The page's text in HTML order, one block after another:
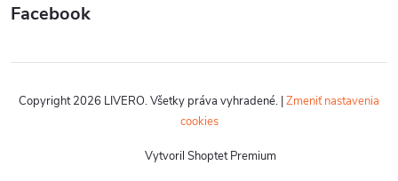
Facebook
Vytvoril Shoptet Premium
Copyright 2026 LIVERO. Všetky práva vyhradené. |Zmeniť nastavenia
cookies